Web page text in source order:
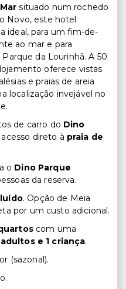
situado num rochedo
Novo, este hotel
ideal, para um fim-de-
ao mar e para
da Lourinhã. A 50
oferece vistas
e praias de areia
localização invejável no
de carro do Dino
direto à praia de
o Dino Parque
da reserva.
. Opção de Meia
por um custo adicional.
com uma
e 1 criança.
(sazonal).